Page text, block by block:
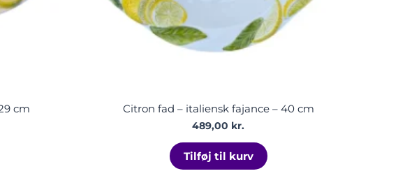
cm Citron fad – italiensk fajance – 40 cm
489,00 kr.
Tilføj til kurv